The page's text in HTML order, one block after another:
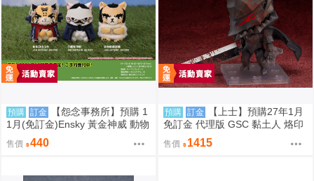
預購 訂金
【怨念事務所】預購 1
1月(免訂金)Ensky 黃金神威 動物
模樣坐姿娃吊飾 布偶 第2彈 3款
分售 三次再販 0816
售價 440
預購 訂金
【上士】預購27年1月
免訂金 代理版 GSC 黏土人 烙印
勇士 凱茲 狂戰士鎧甲Ver. BLOO
D EDITION
售價 1415